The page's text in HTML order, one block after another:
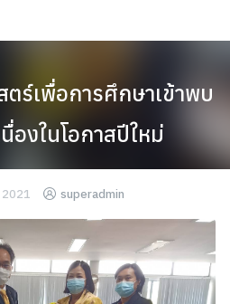
ร์เพื่อการศึกษาเข้าพบ
องในโอกาสปีใหม่
2021 superadmin